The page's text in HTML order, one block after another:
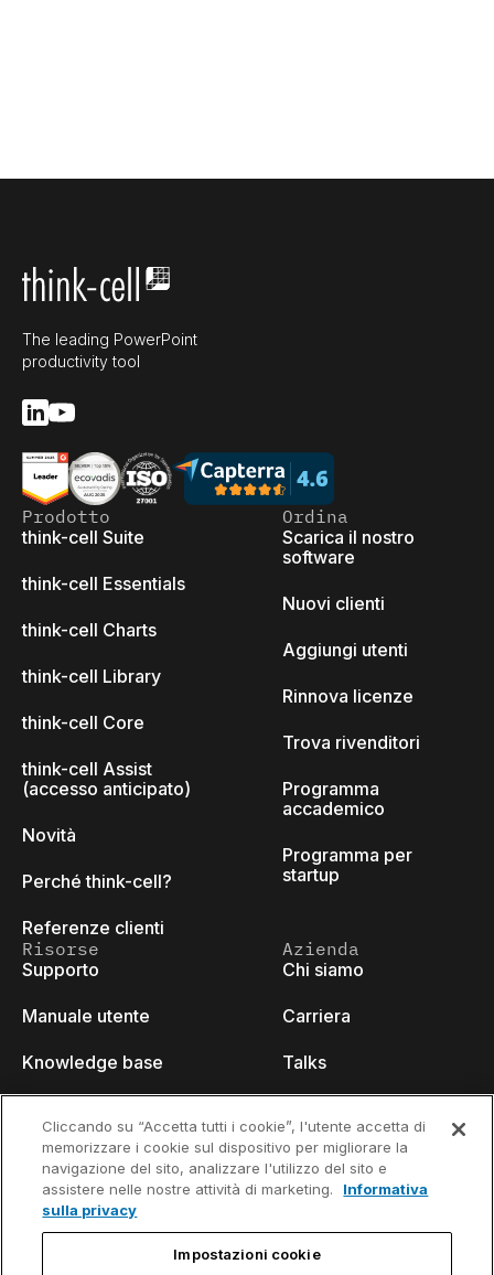
The leading PowerPoint
productivity tool
Prodotto
think-cell Suite
think-cell Essentials
think-cell Charts
think-cell Library
think-cell Core
think-cell Assist
(accesso anticipato)
Novità
Perché think-cell?
Referenze clienti
Ordina
Scarica il nostro
software
Nuovi clienti
Aggiungi utenti
Rinnova licenze
Trova rivenditori
Programma
accademico
Programma per
startup
Risorse
Supporto
Manuale utente
Knowledge base
Video tutorials
Content hub
Azienda
Chi siamo
Carriera
Talks
Developer blog
Contattaci
Cliccando su “Accetta tutti i cookie”, l'utente accetta di
memorizzare i cookie sul dispositivo per migliorare la
navigazione del sito, analizzare l'utilizzo del sito e
assistere nelle nostre attività di marketing.
Informativa
sulla privacy
Impostazioni cookie